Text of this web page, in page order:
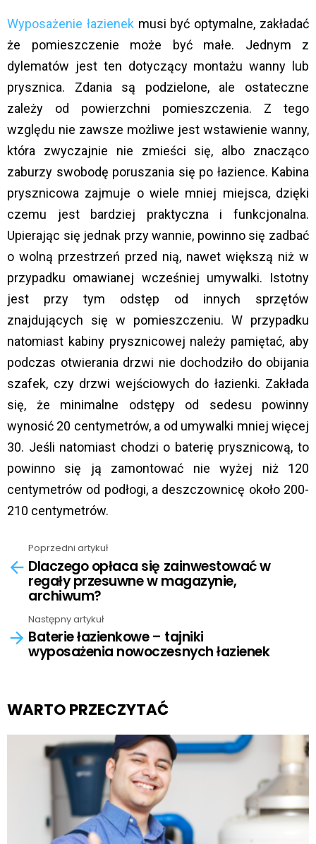
Wyposażenie łazienek musi być optymalne, zakładać
że pomieszczenie może być małe. Jednym z
dylematów jest ten dotyczący montażu wanny lub
prysznica. Zdania są podzielone, ale ostateczne
zależy od powierzchni pomieszczenia. Z tego
względu nie zawsze możliwe jest wstawienie wanny,
która zwyczajnie nie zmieści się, albo znacząco
zaburzy swobodę poruszania się po łazience. Kabina
prysznicowa zajmuje o wiele mniej miejsca, dzięki
czemu jest bardziej praktyczna i funkcjonalna.
Upierając się jednak przy wannie, powinno się zadbać
o wolną przestrzeń przed nią, nawet większą niż w
przypadku omawianej wcześniej umywalki. Istotny
jest przy tym odstęp od innych sprzętów
znajdujących się w pomieszczeniu. W przypadku
natomiast kabiny prysznicowej należy pamiętać, aby
podczas otwierania drzwi nie dochodziło do obijania
szafek, czy drzwi wejściowych do łazienki. Zakłada
się, że minimalne odstępy od sedesu powinny
wynosić 20 centymetrów, a od umywalki mniej więcej
30. Jeśli natomiast chodzi o baterię prysznicową, to
powinno się ją zamontować nie wyżej niż 120
centymetrów od podłogi, a deszczownicę około 200-
210 centymetrów.
more
Poprzedni artykuł
Dlaczego opłaca się zainwestować w
regały przesuwne w magazynie,
archiwum?
Następny artykuł
Baterie łazienkowe – tajniki
wyposażenia nowoczesnych łazienek
WARTO PRZECZYTAĆ